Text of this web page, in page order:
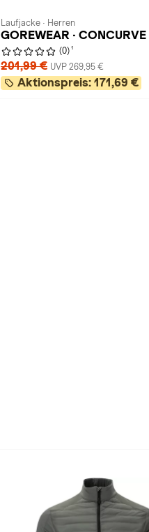
Laufjacke · Herren
GOREWEAR · CONCURVE
(0) 1
201,99 € UVP 269,95 €
Aktionspreis: 171,69 €